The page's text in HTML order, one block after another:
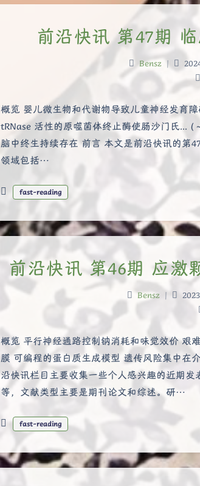
前沿快讯 第47期
Bensz |
概览 婴儿微生物和代谢物导致儿童神经发育
tRNase 活性的原噬菌体终止酶使肠沙门氏...
脑中终生持续存在 前言 本文是前沿快讯的第
领域包括…
fast-reading
前沿快讯 第46期 应激
Bensz |
概览 平行神经通路控制钠消耗和味觉效价 艰
膜 可编程的蛋白质生成模型 遗传风险集中在
沿快讯栏目主要收集一些个人感兴趣的近期
等，文献类型主要是期刊论文和综述。研…
fast-reading